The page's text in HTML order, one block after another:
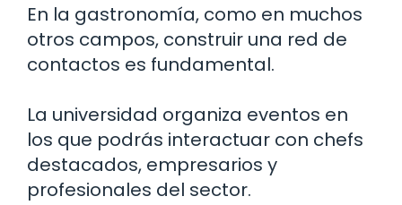
En la gastronomía, como en muchos
otros campos, construir una red de
contactos es fundamental.
La universidad organiza eventos en
los que podrás interactuar con chefs
destacados, empresarios y
profesionales del sector.